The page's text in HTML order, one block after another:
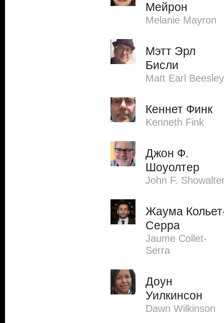
Мейрон
Melanie Mayron
Мэтт Эрл
Бисли
Matt Earl Beesley
Кеннет Финк
Kenneth Fink
Джон Ф.
Шоуолтер
John F.
Жаума
Серра
Jaume Collet-
Serra
Доун
Уилкинсон
Dawn Wilkinson